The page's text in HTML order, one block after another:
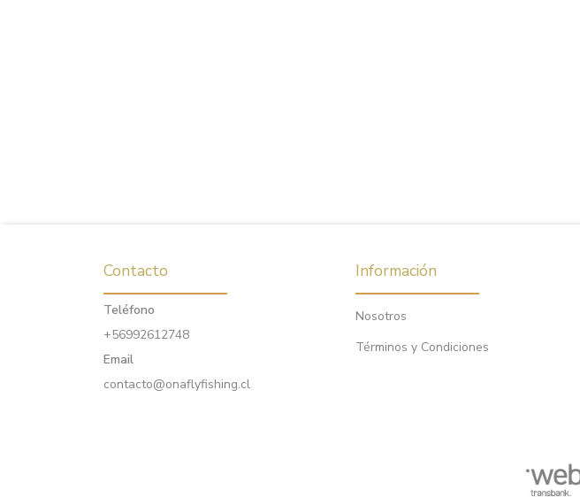
Contacto
Teléfono
+56992612748
Email
contacto@onaflyfishing.cl
Información
Nosotros
Términos y Condiciones